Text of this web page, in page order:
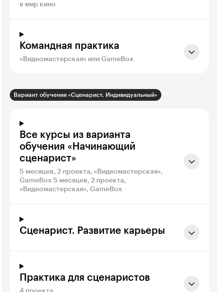
в мир кино
Командная практика
«Видеомастерская» или GameBox
Вариант обучения «Сценарист. Индивидуальный»
Все курсы из варианта
обучения «Начинающий
сценарист»
5 месяцев, 2 проекта, «Видеомастерская»,
GameBox 5 месяцев, 2 проекта,
«Видеомастерская», GameBox
Сценарист. Развитие карьеры
Практика для сценаристов